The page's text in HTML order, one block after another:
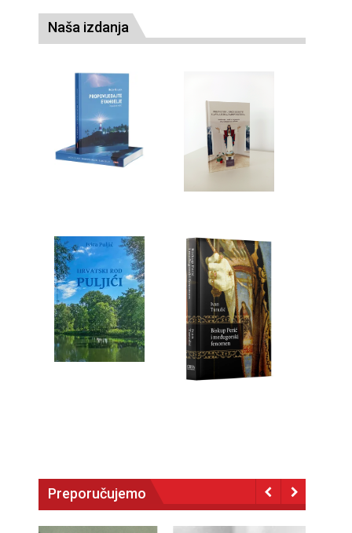
Naša izdanja
Preporučujemo